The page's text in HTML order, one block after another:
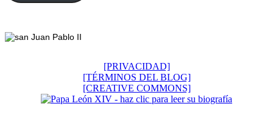
[PRIVACIDAD]
[TÉRMINOS DEL BLOG]
[CREATIVE COMMONS]